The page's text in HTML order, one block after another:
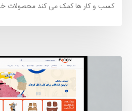
کسب و کار ها کمک می کند محصولات